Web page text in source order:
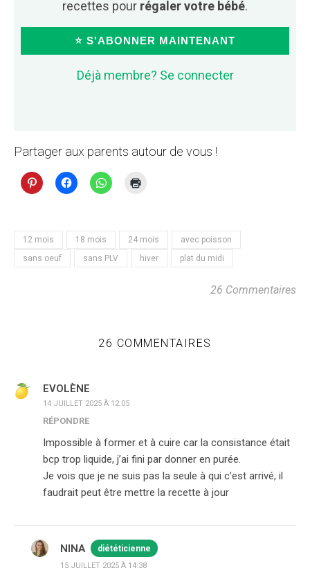
recettes pour régaler votre bébé.
⭐ S'ABONNER MAINTENANT
Déjà membre? Se connecter
Partager aux parents autour de vous !
12 mois 18 mois 24 mois
avec poisson
sans oeuf
sans PLV hiver plat du midi
26 Commentaires
26 COMMENTAIRES
EVOLÈNE
14 JUILLET 2025 À 12:05
RÉPONDRE
Impossible à former et à cuire car la consistance était
bcp trop liquide, j’ai fini par donner en purée.
Je vois que je ne suis pas la seule à qui c’est arrivé, il
faudrait peut être mettre la recette à jour
NINA diététicienne
15 JUILLET 2025 À 14:38